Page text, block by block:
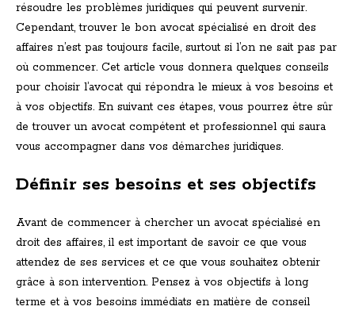
résoudre les problèmes juridiques qui peuvent survenir.
Cependant, trouver le bon avocat spécialisé en droit des
affaires n’est pas toujours facile, surtout si l’on ne sait pas par
où commencer. Cet article vous donnera quelques conseils
pour choisir l’avocat qui répondra le mieux à vos besoins et
à vos objectifs. En suivant ces étapes, vous pourrez être sûr
de trouver un avocat compétent et professionnel qui saura
vous accompagner dans vos démarches juridiques.
Définir ses besoins et ses objectifs
Avant de commencer à chercher un avocat spécialisé en
droit des affaires, il est important de savoir ce que vous
attendez de ses services et ce que vous souhaitez obtenir
grâce à son intervention. Pensez à vos objectifs à long
terme et à vos besoins immédiats en matière de conseil